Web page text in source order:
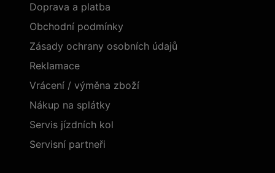
Doprava a platba
Obchodní podmínky
Zásady ochrany osobních údajů
Reklamace
Vrácení / výměna zboží
Nákup na splátky
Servis jízdních kol
Servisní partneři